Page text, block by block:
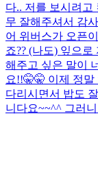
다.. 저를 보시려고
무 잘해주셔서 감
어 위버스가 오픈
죠?? (나도) 잎으
해주고 싶은 말이
요!!🤫🤫 이제 정말
다리시면서 밥도
니다요~~^^ 그러